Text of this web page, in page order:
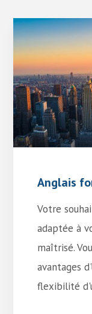
Anglais
Votre
adaptée à
maîtrisé.
avantages
flexibilité